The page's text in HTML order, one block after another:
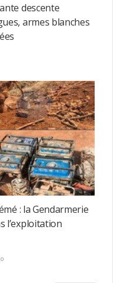
descente
armes blanches
: la Gendarmerie
l’exploitation